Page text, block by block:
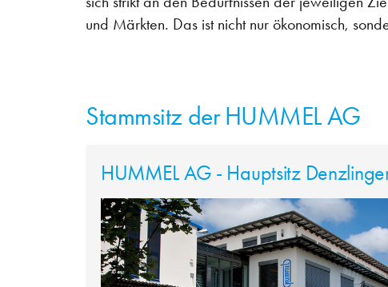
und Märkten. Das ist nicht nur ökonomisch,
Stammsitz der HUMMEL AG
HUMMEL AG - Hauptsitz